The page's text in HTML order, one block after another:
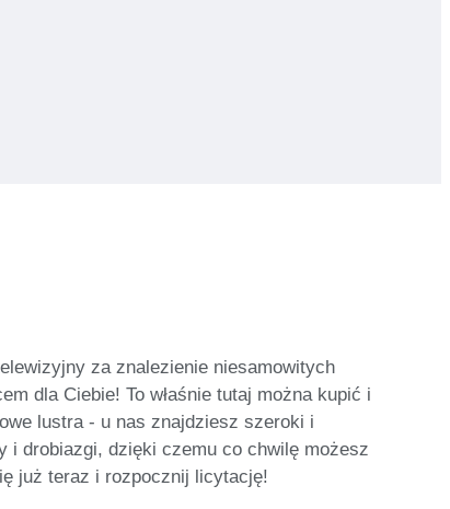
za znalezienie niesamowitych
dla Ciebie! To właśnie tutaj można kupić i
lustra - u nas znajdziesz szeroki i
i drobiazgi, dzięki czemu co chwilę możesz
już teraz i rozpocznij licytację!